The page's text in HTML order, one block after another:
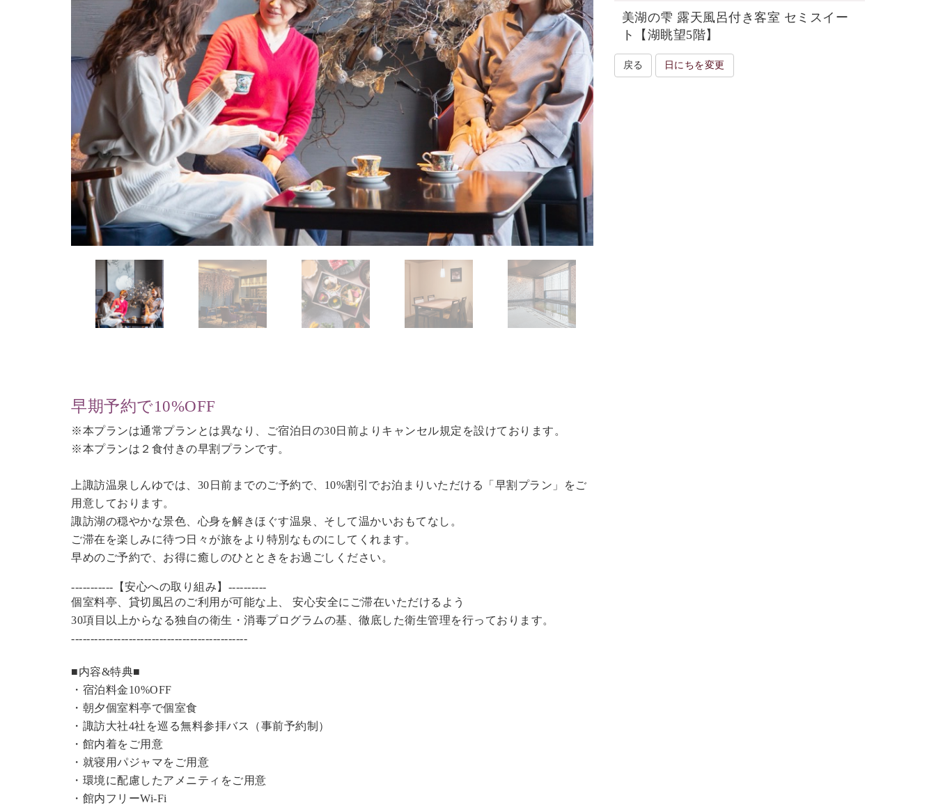
早期予約で10%OFF
※本プランは通常プランとは異なり、ご宿泊日の30日前よりキャンセル規定を設けております。
※本プランは２食付きの早割プランです。
上諏訪温泉しんゆでは、30日前までのご予約で、10%割引でお泊まりいただける「早割プラン」をご
用意しております。
諏訪湖の穏やかな景色、心身を解きほぐす温泉、そして温かいおもてなし。
ご滞在を楽しみに待つ日々が旅をより特別なものにしてくれます。
早めのご予約で、お得に癒しのひとときをお過ごしください。
-----------【安心への取り組み】----------
個室料亭、貸切風呂のご利用が可能な上、 安心安全にご滞在いただけるよう
30項目以上からなる独自の衛生・消毒プログラムの基、徹底した衛生管理を行っております。
----------------------------------------------
■内容&特典■
・宿泊料金10%OFF
・朝夕個室料亭で個室食
・諏訪大社4社を巡る無料参拝バス（事前予約制）
・館内着をご用意
・就寝用パジャマをご用意
・環境に配慮したアメニティをご用意
・館内フリーWi-Fi
美湖の雫 露天風呂付き客室 セミスイー
ト【湖眺望5階】
戻る 日にちを変更